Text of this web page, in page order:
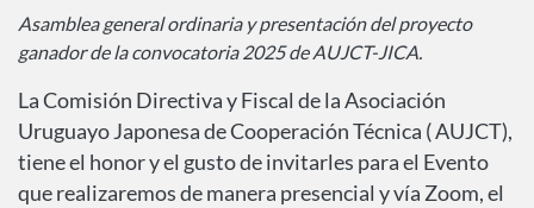
Asamblea general ordinaria y presentación del proyecto
ganador de la convocatoria 2025 de AUJCT-JICA.
La Comisión Directiva y Fiscal de la Asociación
Uruguayo Japonesa de Cooperación Técnica ( AUJCT),
tiene el honor y el gusto de invitarles para el Evento
que realizaremos de manera presencial y vía Zoom, el